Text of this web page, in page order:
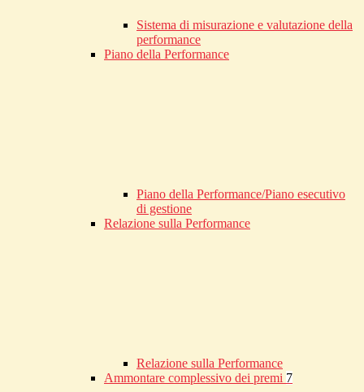
Sistema di misurazione e valutazione della
performance
Piano della Performance
Piano della Performance/Piano esecutivo
di gestione
Relazione sulla Performance
Relazione sulla Performance
Ammontare complessivo dei premi 7